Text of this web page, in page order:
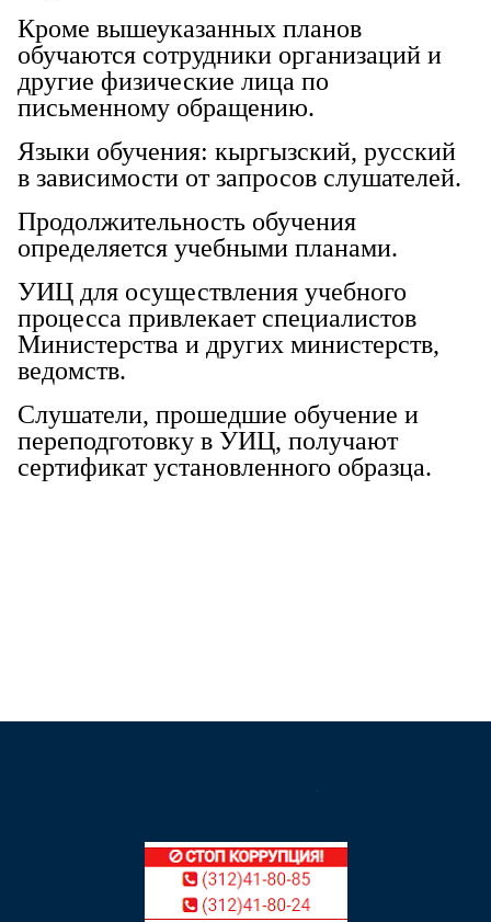
Кроме вышеуказанных планов
обучаются сотрудники организаций и
другие физические лица по
письменному обращению.
Языки обучения: кыргызский, русский
в зависимости от запросов слушателей.
Продолжительность обучения
определяется учебными планами.
УИЦ для осуществления учебного
процесса привлекает специалистов
Министерства и других министерств,
ведомств.
Слушатели, прошедшие обучение и
переподготовку в УИЦ, получают
сертификат установленного образца.